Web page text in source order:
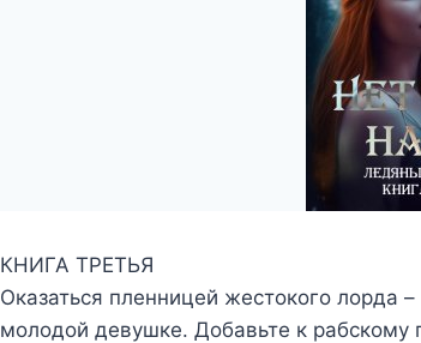
КНИГА ТРЕТЬЯ
Оказаться пленницей жестокого лорда
молодой девушке. Добавьте к рабскому